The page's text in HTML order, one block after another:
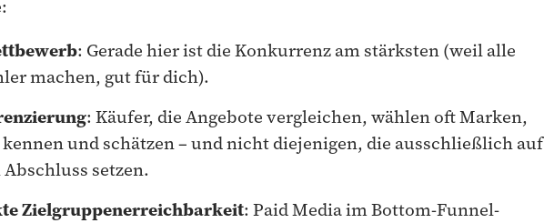
: Gerade hier ist die Konkurrenz am stärksten (weil alle
machen, gut für dich).
: Käufer, die Angebote vergleichen, wählen oft Marken,
und schätzen – und nicht diejenigen, die ausschließlich auf
setzen.
Zielgruppenerreichbarkeit: Paid Media im Bottom-Funnel-